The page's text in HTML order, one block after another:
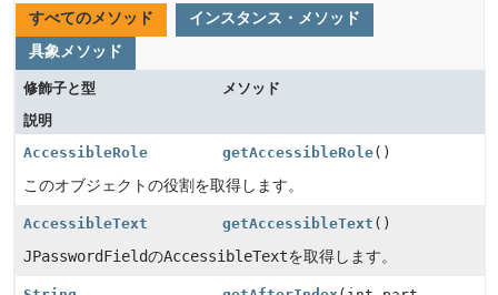
すべてのメソッド
インスタンス・メソッド
具象メソッド
修飾子と型
メソッド
説明
AccessibleRole
getAccessibleRole()
このオブジェクトの役割を取得します。
AccessibleText getAccessibleText ()
JPasswordFieldのAccessibleTextを取得します。